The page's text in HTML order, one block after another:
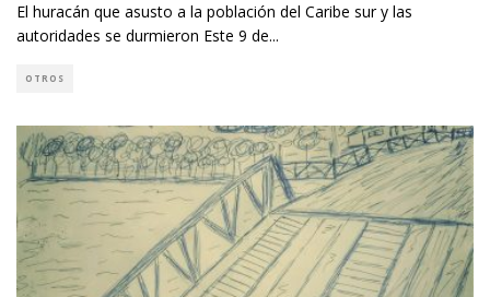
El huracán que asusto a la población del Caribe sur y las
autoridades se durmieron Este 9 de...
OTROS